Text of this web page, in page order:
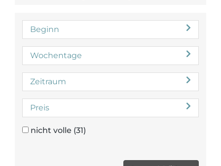
Beginn
Wochentage
Zeitraum
Preis
nicht volle (31)